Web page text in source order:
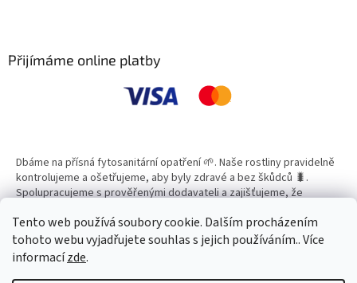
Tento web používá soubory cookie. Dalším procházením
tohoto webu vyjadřujete souhlas s jejich používáním.. Více
informacízde.
k
p
i
s
u
v
Přijímáme online platby
Dbáme na přísná fytosanitární opatření 🌱. Naše rostliny pravidelně
kontrolujeme a ošetřujeme, aby byly zdravé a bez škůdců 🐛.
Spolupracujeme s prověřenými dodavateli a zajišťujeme, že